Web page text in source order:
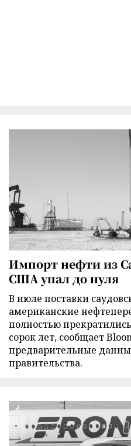
Импорт нефти из
США упал до нуля
В июле поставки
американские
полностью
сорок лет, сообщает
предварительные
правительства.